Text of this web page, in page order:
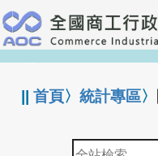
跳
到
主
要
:::
||首頁〉統計專區〉
全